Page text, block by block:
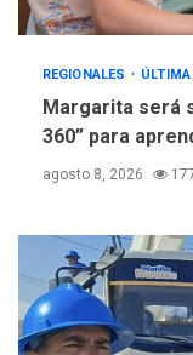
REGIONALES ÚLTIMA
Margarita será
360” para
agosto 8, 2026